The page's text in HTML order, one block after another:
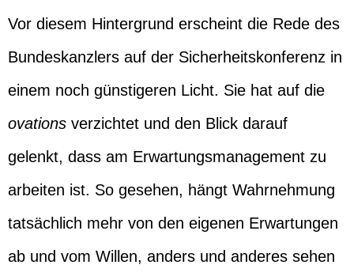
Vor diesem Hintergrund erscheint die Rede des
Bundeskanzlers auf der Sicherheitskonferenz in
einem noch günstigeren Licht. Sie hat auf die
ovations verzichtet und den Blick darauf
gelenkt, dass am Erwartungsmanagement zu
arbeiten ist. So gesehen, hängt Wahrnehmung
tatsächlich mehr von den eigenen Erwartungen
ab und vom Willen, anders und anderes sehen